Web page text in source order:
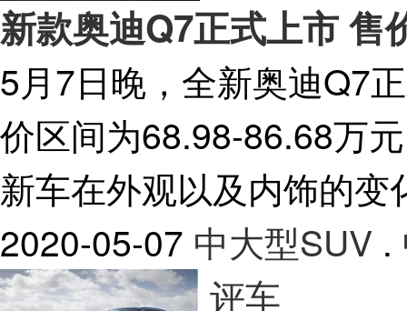
新款奥迪Q7正式上市 售
5月7日晚，全新奥迪Q7
价区间为68.98-86.68万
新车在外观以及内饰的
2020-05-07 中大型SUV .
评车